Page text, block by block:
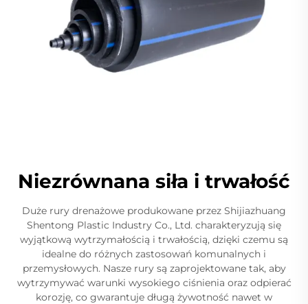
Niezrównana siła i trwałość
Duże rury drenażowe produkowane przez Shijiazhuang
Shentong Plastic Industry Co., Ltd. charakteryzują się
wyjątkową wytrzymałością i trwałością, dzięki czemu są
idealne do różnych zastosowań komunalnych i
przemysłowych. Nasze rury są zaprojektowane tak, aby
wytrzymywać warunki wysokiego ciśnienia oraz odpierać
korozję, co gwarantuje długą żywotność nawet w